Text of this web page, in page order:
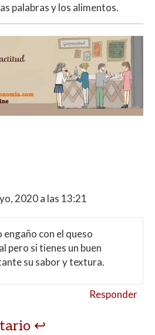
palabras y los alimentos.
2020 a las 13:21
engaño con el queso
pero si tienes un buen
su sabor y textura.
Responder